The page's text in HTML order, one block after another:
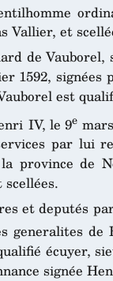
Vallier, et
de
1592,
est
IV, le 9e
par lui
province de
et deputés
generalites de
écuyer,
signée